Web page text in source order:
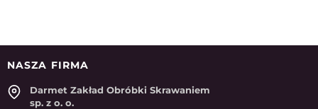
NASZA FIRMA
Darmet Zakład Obróbki Skrawaniem
sp. z o. o.